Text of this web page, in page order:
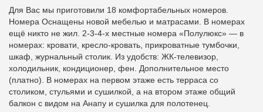
Для Вас мы приготовили 18 комфортабельных номеров.
Номера Оснащены новой мебелью и матрасами. В номерах
ещё никто не жил. 2-3-4-х местные номера «Полулюкс» — в
номерах: кровати, кресло-кровать, прикроватные тумбочки,
шкаф, журнальный столик. Из удобств: ЖК-телевизор,
холодильник, кондиционер, фен. Дополнительное место
(платно). В номерах на первом этаже есть терраса со
столиком, стульями и сушилкой, а на втором этаже общий
балкон с видом на Анапу и сушилка для полотенец.